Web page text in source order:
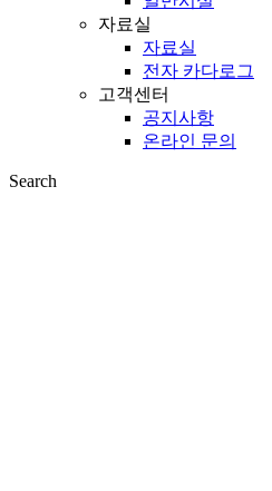
자료실
자료실
전자 카다로그
고객센터
공지사항
온라인 문의
Search